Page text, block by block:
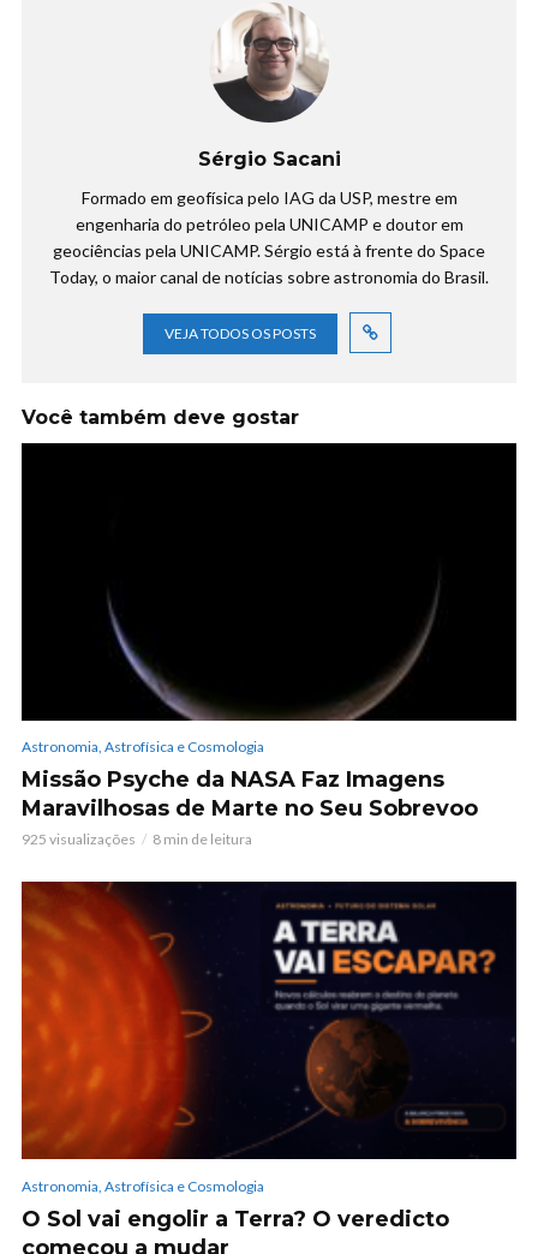
Sérgio Sacani
Formado em geofísica pelo IAG da USP, mestre em
engenharia do petróleo pela UNICAMP e doutor em
geociências pela UNICAMP. Sérgio está à frente do Space
Today, o maior canal de notícias sobre astronomia do Brasil.
VEJA TODOS OS POSTS
Você também deve gostar
Astronomia, Astrofísica e Cosmologia
Missão Psyche da NASA Faz Imagens
Maravilhosas de Marte no Seu Sobrevoo
925 visualizações 8 min de leitura
Astronomia, Astrofísica e Cosmologia
O Sol vai engolir a Terra? O veredicto
começou a mudar